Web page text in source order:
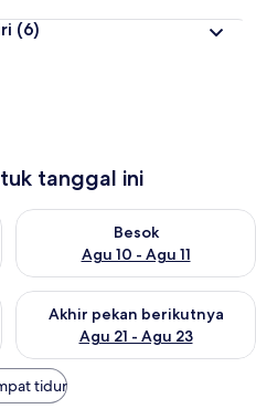
(6)
tanggal ini
ini Agu 9 - Agu 10
Besok
Agu 10 - Agu 11
Periksa ketersediaan untuk
pekan ini Agu 14 - Agu 16
Akhir pekan berikutnya
Agu 21 - Agu 23
Periksa ketersediaan untuk
tidur